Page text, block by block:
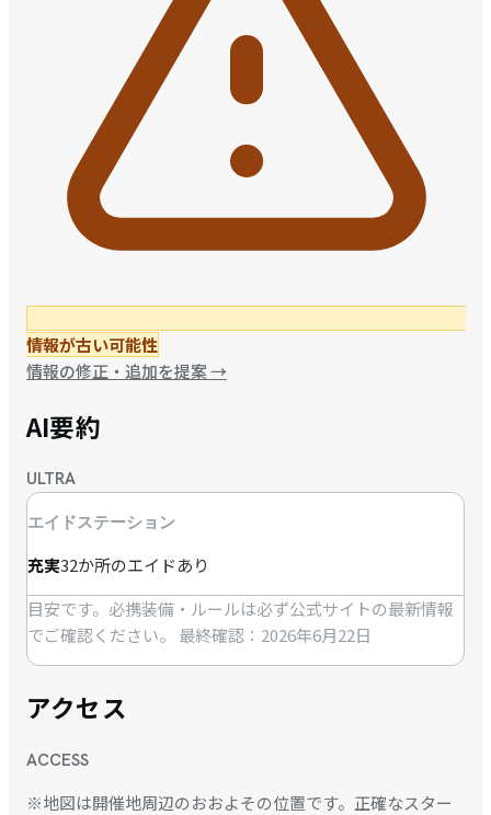
情報が古い可能性
情報の修正・追加を提案→
AI要約
ULTRA
エイドステーション
充実32か所のエイドあり
目安です。必携装備・ルールは必ず公式サイトの最新情報
でご確認ください。
最終確認：2026年6月22日
アクセス
ACCESS
※地図は開催地周辺のおおよその位置です。正確なスター